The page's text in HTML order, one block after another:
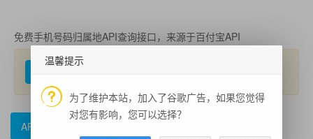
免费手机号码归属地API查询接口，来源于百付宝API
API文档
温馨提示
为了维护本站，加入了谷歌广告，如果您觉得
对您有影响，您可以选择？